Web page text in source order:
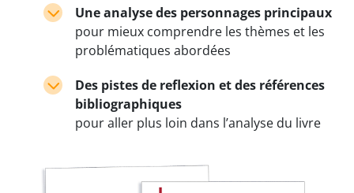
Une analyse des personnages principaux
pour mieux comprendre les thèmes et les
problématiques abordées
Des pistes de reflexion et des références
bibliographiques
pour aller plus loin dans l’analyse du livre